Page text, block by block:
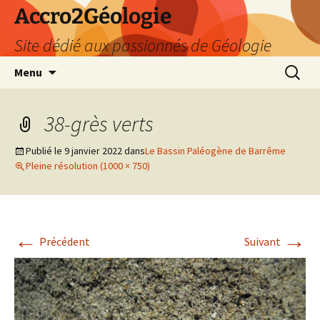
Accro2Géologie
Site dédié aux passionnés de Géologie
Menu
38-grès verts
Publié le 9 janvier 2022dansLe Bassin Paléogène de Barrême
Pleine résolution (1000 × 750)
← Précédent Suivant →